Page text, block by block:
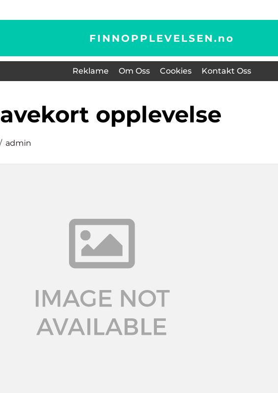
FINNOPPLEVELSEN.no
Reklame Om Oss Cookies Kontakt Oss
gavekort opplevelse
admin